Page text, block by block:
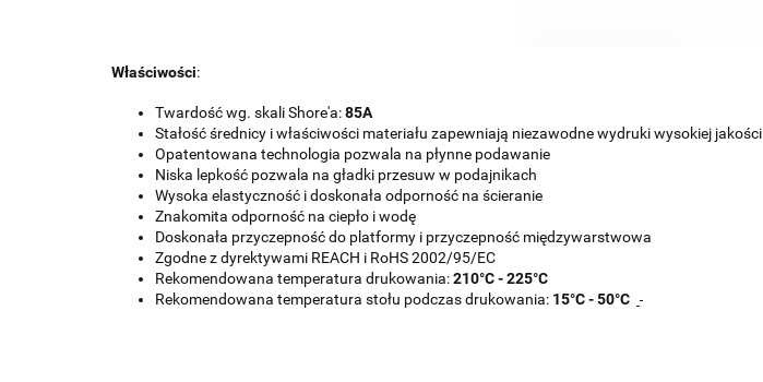
Właściwości:
Twardość wg. skali Shore'a:85A
Stałość średnicy i właściwości materiału zapewniają niezawodne wydruki wysokiej jakości
Opatentowana technologia pozwala na płynne podawanie
Niska lepkość pozwala na gładki przesuw w podajnikach
Wysoka elastyczność i doskonała odporność na ścieranie
Znakomita odporność na ciepło i wodę
Doskonała przyczepność do platformy i przyczepność międzywarstwowa
Zgodne z dyrektywami REACH i RoHS 2002/95/EC
Rekomendowana temperatura drukowania:210°C - 225°C
Rekomendowana temperatura stołu podczas drukowania: 15°C - 50°C